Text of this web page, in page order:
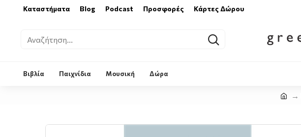
Καταστήματα Blog Podcast Προσφορές Κάρτες Δώρου
Βιβλία Παιχνίδια Μουσική Δώρα